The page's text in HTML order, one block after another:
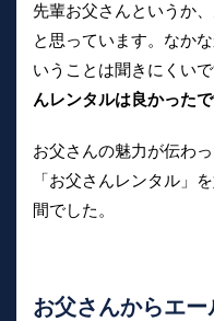
先輩お父さんというか
と思っています。なか
いうことは聞きにくいで
んレンタルは良かったで
お父さんの魅力が伝わ
「お父さんレンタル」
間でした。
お父さんからエ